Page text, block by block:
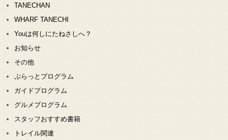
TANECHAN
WHARF TANECHI
Youは何しにたねさしへ？
お知らせ
その他
ぷらっとプログラム
ガイドプログラム
グルメプログラム
スタッフおすすめ書籍
トレイル関連